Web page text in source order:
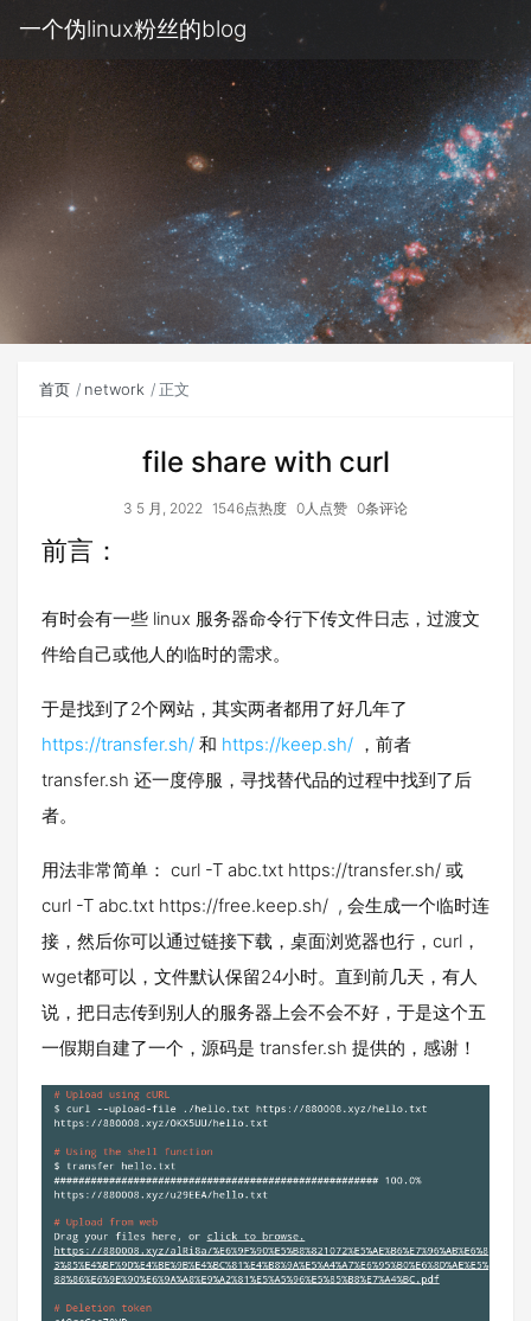
一个伪linux粉丝的blog
首页 network 正文
file share with curl
3 5 月, 2022 1546点热度 0人点赞 0条评论
前言：
有时会有一些 linux 服务器命令行下传文件日志，过渡文
件给自己或他人的临时的需求。
于是找到了2个网站，其实两者都用了好几年了
https://transfer.sh/ 和 https://keep.sh/ ，前者
transfer.sh 还一度停服，寻找替代品的过程中找到了后
者。
用法非常简单： curl -T abc.txt https://transfer.sh/ 或
curl -T abc.txt https://free.keep.sh/ , 会生成一个临时连
接，然后你可以通过链接下载，桌面浏览器也行，curl，
wget都可以，文件默认保留24小时。直到前几天，有人
说，把日志传到别人的服务器上会不会不好，于是这个五
一假期自建了一个，源码是 transfer.sh 提供的，感谢！